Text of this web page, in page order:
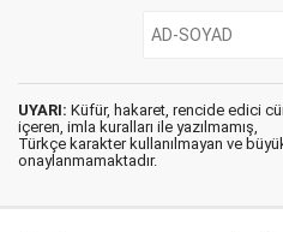
UYARI: Küfür, hakaret, rencide edici
içeren, imla kuralları ile yazılmamış,
Türkçe karakter kullanılmayan ve
onaylanmamaktadır.